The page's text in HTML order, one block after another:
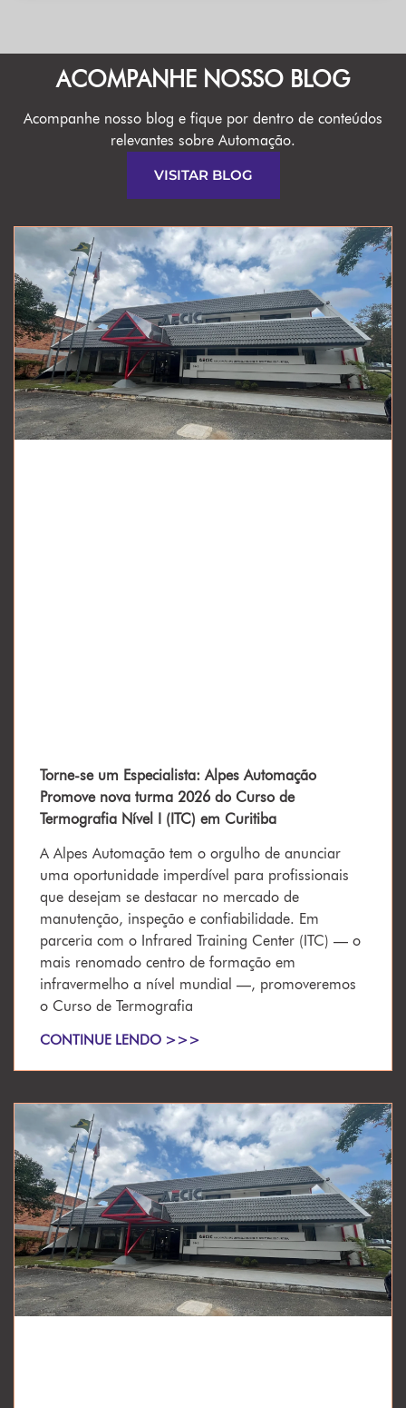
ACOMPANHE NOSSO BLOG
Acompanhe nosso blog e fique por dentro de conteúdos
relevantes sobre Automação.
VISITAR BLOG
Torne-se um Especialista: Alpes Automação
Promove nova turma 2026 do Curso de
Termografia Nível I (ITC) em Curitiba
A Alpes Automação tem o orgulho de anunciar
uma oportunidade imperdível para profissionais
que desejam se destacar no mercado de
manutenção, inspeção e confiabilidade. Em
parceria com o Infrared Training Center (ITC) — o
mais renomado centro de formação em
infravermelho a nível mundial —, promoveremos
o Curso de Termografia
CONTINUE LENDO >>>